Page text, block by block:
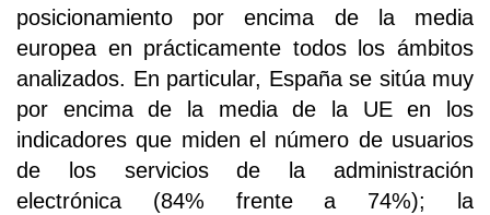
posicionamiento por encima de la media
europea en prácticamente todos los ámbitos
analizados. En particular, España se sitúa muy
por encima de la media de la UE en los
indicadores que miden el número de usuarios
de los servicios de la administración
electrónica (84% frente a 74%); la